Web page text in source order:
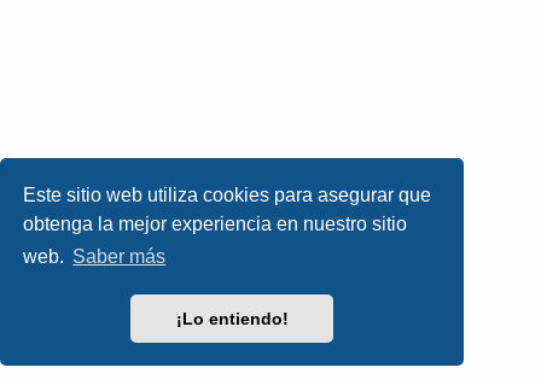
Este sitio web utiliza cookies para asegurar que
obtenga la mejor experiencia en nuestro sitio
web. Saber más
¡Lo entiendo!